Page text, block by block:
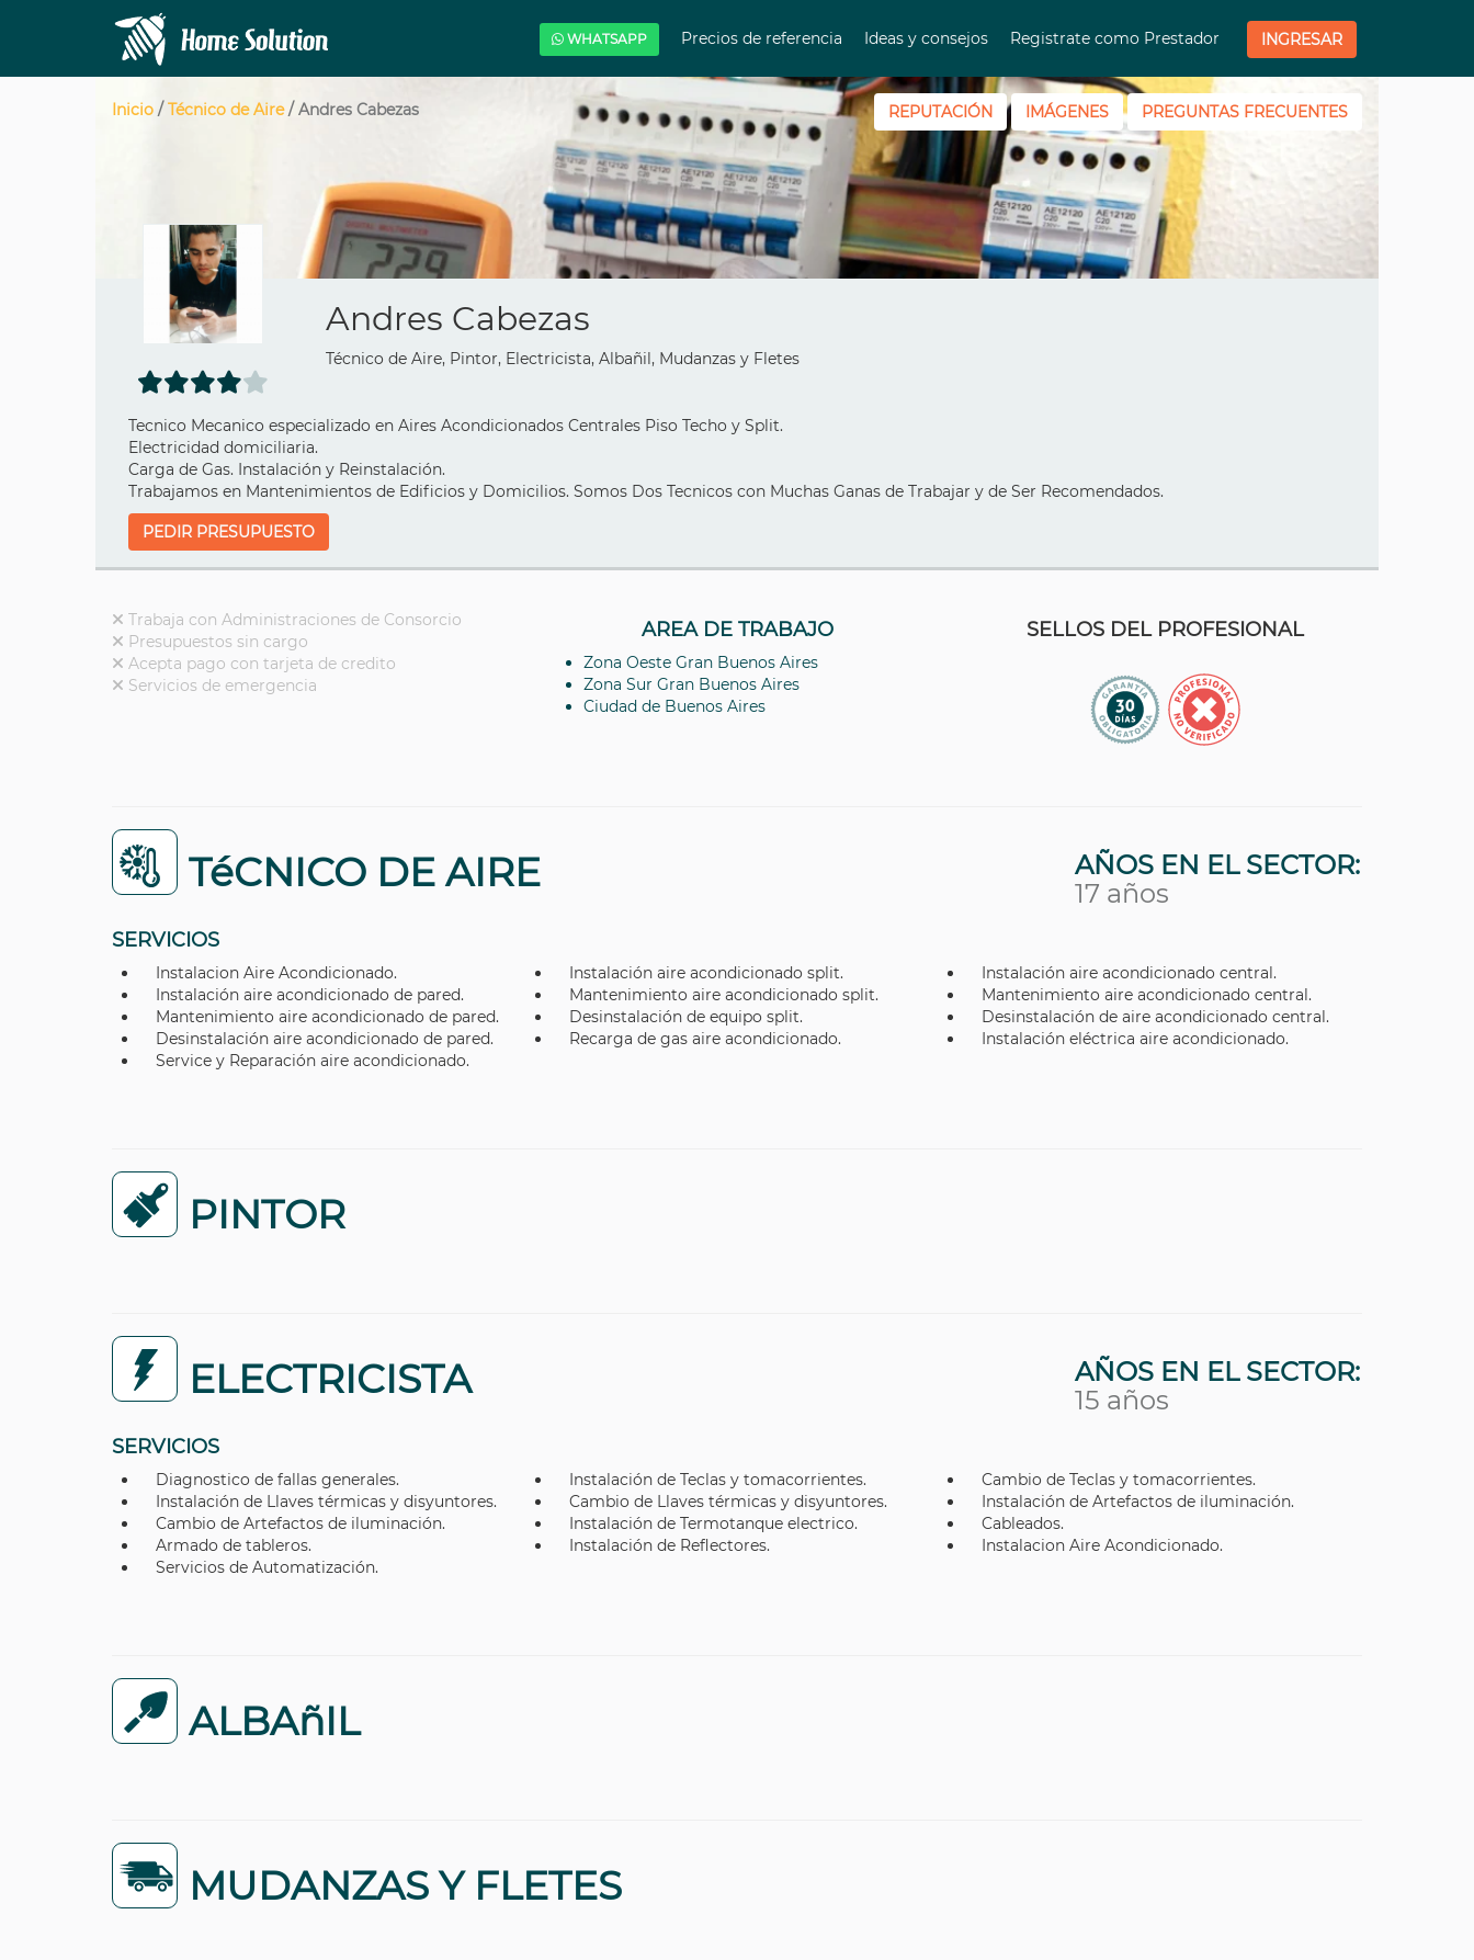
WHATSAPP Precios de referencia Ideas y consejos Registrate como Prestador INGRESAR
Inicio /Técnico de Aire/ Andres Cabezas REPUTACIÓN IMÁGENES PREGUNTAS FRECUENTES
Andres Cabezas
Técnico de Aire, Pintor, Electricista, Albañil, Mudanzas y Fletes
Tecnico Mecanico especializado en Aires Acondicionados Centrales Piso Techo y Split.
Electricidad domiciliaria.
Carga de Gas. Instalación y Reinstalación.
Trabajamos en Mantenimientos de Edificios y Domicilios. Somos Dos Tecnicos con Muchas Ganas de Trabajar y de Ser Recomendados.
PEDIR PRESUPUESTO
Trabaja con Administraciones de Consorcio
Presupuestos sin cargo
Acepta pago con tarjeta de credito
Servicios de emergencia
AREA DE TRABAJO
Zona Oeste Gran Buenos Aires
Zona Sur Gran Buenos Aires
Ciudad de Buenos Aires
SELLOS DEL PROFESIONAL
TéCNICO DE AIRE
AÑOS EN EL SECTOR:
17 años
SERVICIOS
Instalacion Aire Acondicionado. Instalación aire acondicionado split.
Instalación aire acondicionado central.
Instalación aire acondicionado de pared.
Mantenimiento aire acondicionado split.
Mantenimiento aire acondicionado central.
Mantenimiento aire acondicionado de pared.
Desinstalación de equipo split.
Desinstalación de aire acondicionado central.
Desinstalación aire acondicionado de pared.
Recarga de gas aire acondicionado.
Instalación eléctrica aire acondicionado.
Service y Reparación aire acondicionado.
PINTOR
ELECTRICISTA
AÑOS EN EL SECTOR:
15 años
SERVICIOS
Diagnostico de fallas generales. Instalación de Teclas y tomacorrientes.
Cambio de Teclas y tomacorrientes.
Instalación de Llaves térmicas y disyuntores.
Cambio de Llaves térmicas y disyuntores.
Instalación de Artefactos de iluminación.
Cambio de Artefactos de iluminación.
Instalación de Termotanque electrico.
Cableados.
Armado de tableros.
Instalación de Reflectores.
Instalacion Aire Acondicionado.
Servicios de Automatización.
ALBAñIL
MUDANZAS Y FLETES